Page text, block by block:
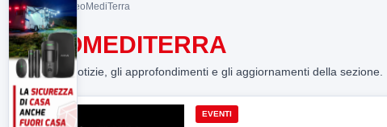
Home> NeoMediTerra
NEOMEDITERRA
Tutte le notizie, gli approfondimenti e gli aggiornamenti della sezione.
EVENTI